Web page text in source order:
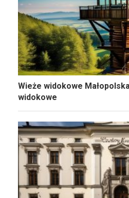
Wieże widokowe
widokowe